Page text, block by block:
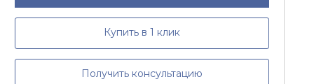
Купить в 1 клик
Получить консультацию